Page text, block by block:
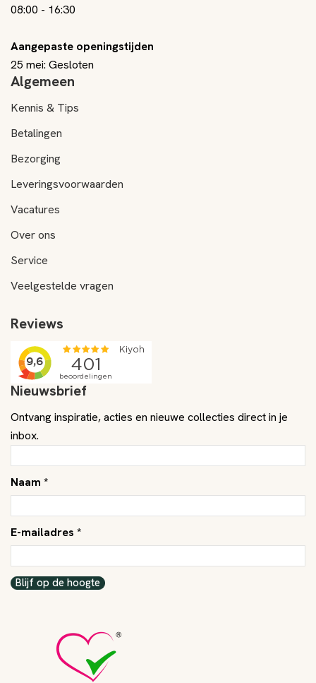
08:00 - 16:30
Aangepaste openingstijden
25 mei: Gesloten
Algemeen
Kennis & Tips
Betalingen
Bezorging
Leveringsvoorwaarden
Vacatures
Over ons
Service
Veelgestelde vragen
Reviews
Nieuwsbrief
Ontvang inspiratie, acties en nieuwe collecties direct in je
inbox.
Naam *
E-mailadres *
Blijf op de hoogte